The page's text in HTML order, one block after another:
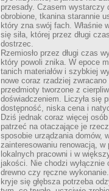
przesady. Czasem wystarczy
obrobione, tkanina starannie
który zna swój fach. Właśnie
się siła, której przez długi
dostrzec.
Rzemiosło przez długi czas
który powoli znika. W epoce
tanich materiałów i szybkiej
nowe coraz rzadziej zwracano
przedmioty tworzone z
doświadczeniem. Liczyła się
dostępność, niska cena i
Dziś jednak coraz więcej
patrzeć na otaczające je
sposobie urządzania domów,
zainteresowaniu renowacją, w
lokalnych pracowni i w
jakości. Nie chodzi wyłącznie
drewno czy ręczne
kryje się głębsza potrzeba